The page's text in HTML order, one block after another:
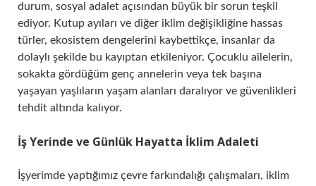
durum, sosyal adalet açısından büyük bir sorun teşkil
ediyor. Kutup ayıları ve diğer iklim değişikliğine hassas
türler, ekosistem dengelerini kaybettikçe, insanlar da
dolaylı şekilde bu kayıptan etkileniyor. Çocuklu ailelerin,
sokakta gördüğüm genç annelerin veya tek başına
yaşayan yaşlıların yaşam alanları daralıyor ve güvenlikleri
tehdit altında kalıyor.
İş Yerinde ve Günlük Hayatta İklim Adaleti
İşyerimde yaptığımız çevre farkındalığı çalışmaları, iklim